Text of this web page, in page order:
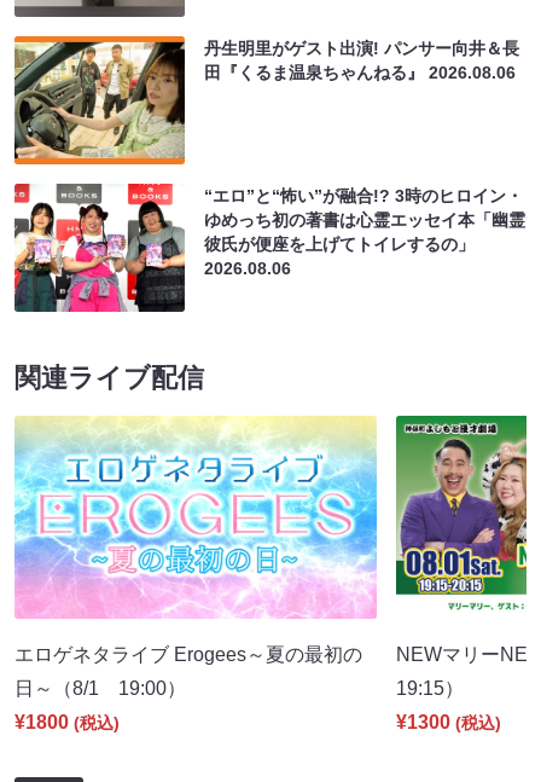
丹生明里がゲスト出演! パンサー向井＆長
田『くるま温泉ちゃんねる』2026.08.06
“エロ”と“怖い”が融合!? 3時のヒロイン・
ゆめっち初の著書は心霊エッセイ本「幽霊
彼氏が便座を上げてトイレするの」
2026.08.06
関連ライブ配信
エロゲネタライブ Erogees～夏の最初の
日～（8/1 19:00）
¥1800 (税込)
NEWマリー
19:15）
¥1300 (税込)